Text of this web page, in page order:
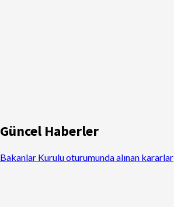
Güncel Haberler
Bakanlar Kurulu oturumunda alınan kararlar